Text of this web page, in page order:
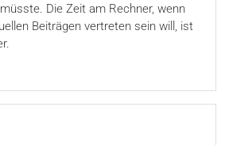
Die Zeit am Rechner, wenn
Beiträgen vertreten sein will, ist